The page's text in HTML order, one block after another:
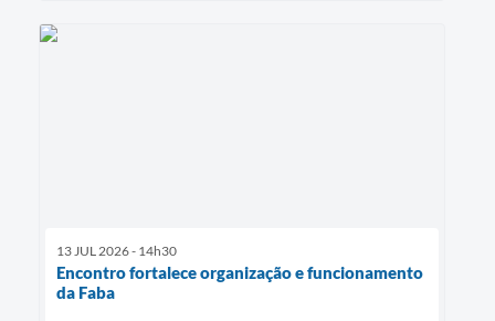
13 JUL 2026 - 14h30
Encontro fortalece organização e funcionamento
da Faba